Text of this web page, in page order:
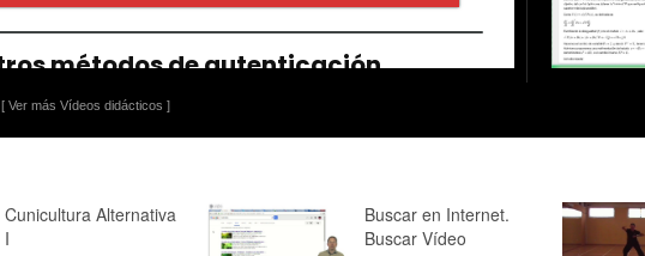
[ Ver más Vídeos didácticos ]
Cunicultura Alternativa
I
Buscar en Internet.
Buscar Vídeo